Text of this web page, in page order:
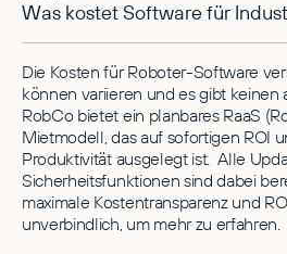
Was kostet Software für
Die Kosten für Roboter-Software
können variieren und es gibt keinen
RobCo bietet ein planbares RaaS
Mietmodell, das auf sofortigen ROI
Produktivität ausgelegt ist. Alle
Sicherheitsfunktionen sind dabei
maximale Kostentransparenz und
unverbindlich, um mehr zu erfahren.